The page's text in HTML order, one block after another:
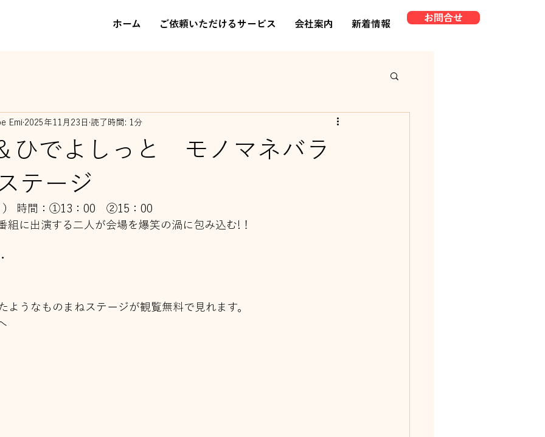
ホーム ご依頼いただけるサービス 会社案内 新着情報
お問合せ
ひでよしっと モノマネバラ
テージ
Emi 2025年11月23日 読了時間: 1分
） 時間：①13：00　②15：00
組に出演する二人が会場を爆笑の渦に包み込む!！
ようなものまねステージが観覧無料で見れます。